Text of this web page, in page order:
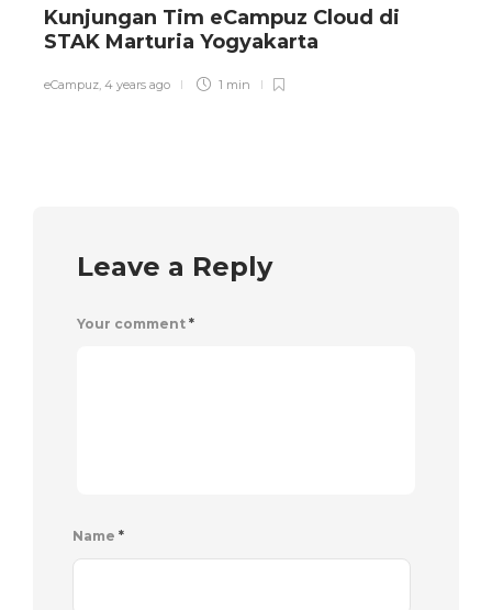
Kunjungan Tim eCampuz Cloud di
STAK Marturia Yogyakarta
eCampuz, 4 years ago 1 min
Leave a Reply
Your comment *
Name *